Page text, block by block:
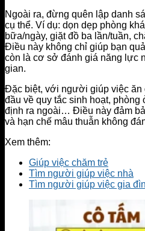
Ngoài ra, đừng quên lập danh
cụ thể. Ví dụ: dọn dẹp phòng
bữa/ngày, giặt đồ ba lần/tuần,
Điều này không chỉ giúp bạn
còn là cơ sở đánh giá năng lực
gian.
Đặc biệt, với người giúp việc ăn
đầu về quy tắc sinh hoạt,
định ra ngoài… Điều này đảm
và hạn chế mâu thuẫn không
Xem thêm:
Giúp việc chăm trẻ
Tìm người giúp việc nhà
Tìm người giúp việc gia